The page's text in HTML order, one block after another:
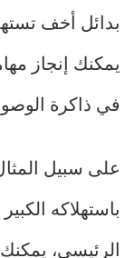
بدائل أخف
يمكنك إنجاز
في ذاكرة
باستهلاكه